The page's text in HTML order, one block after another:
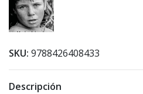
SKU: 9788426408433
Descripción